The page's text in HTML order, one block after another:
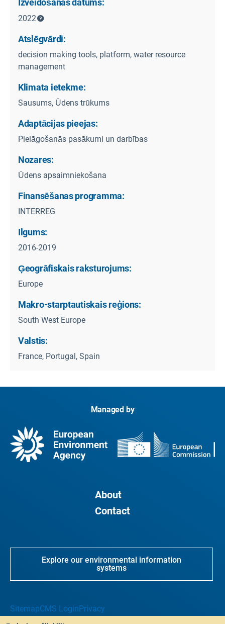
2022
Atslēgvārdi:
decision making tools, platform, water resource
management
Klimata ietekme:
Sausums, Ūdens trūkums
Adaptācijas pieejas:
Pielāgošanās pasākumi un darbības
Nozares:
Ūdens apsaimniekošana
Finansēšanas programma:
INTERREG
Ilgums:
2016-2019
Ģeogrāfiskais raksturojums:
Europe
Makro-starptautiskais reģions:
South West Europe
Valstis:
France, Portugal, Spain
Managed by
About
Contact
Explore our environmental information
systems
SitemapCMS LoginPrivacy